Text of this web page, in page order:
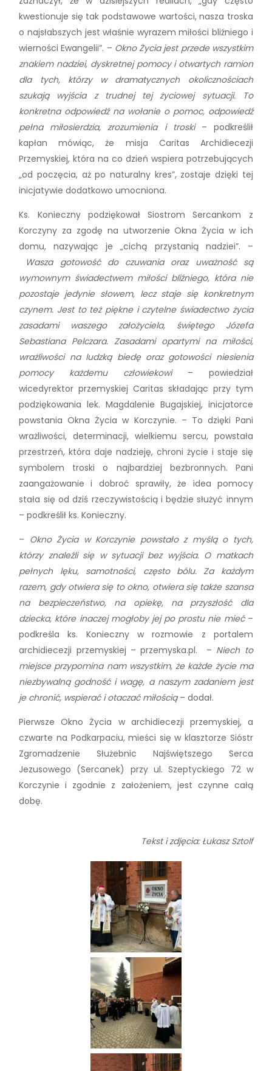
kwestionuje się tak podstawowe wartości, nasza troska
o najsłabszych jest właśnie wyrazem miłości bliźniego i
wierności Ewangelii”. – Okno Życia jest przede wszystkim
znakiem nadziei, dyskretnej pomocy i otwartych ramion
dla tych, którzy w dramatycznych okolicznościach
szukają wyjścia z trudnej tej życiowej sytuacji. To
konkretna odpowiedź na wołanie o pomoc, odpowiedź
pełna miłosierdzia, zrozumienia i troski – podkreślił
kapłan mówiąc, że misja Caritas Archidiecezji
Przemyskiej, która na co dzień wspiera potrzebujących
„od poczęcia, aż po naturalny kres”, zostaje dzięki tej
inicjatywie dodatkowo umocniona.
Ks. Konieczny podziękował Siostrom Sercankom z
Korczyny za zgodę na utworzenie Okna Życia w ich
domu, nazywając je „cichą przystanią nadziei”. –
Wasza gotowość do czuwania oraz uważność są
wymownym świadectwem miłości bliźniego, która nie
pozostaje jedynie słowem, lecz staje się konkretnym
czynem. Jest to też piękne i czytelne świadectwo życia
zasadami waszego założyciela, świętego Józefa
Sebastiana Pelczara. Zasadami opartymi na miłości,
wrażliwości na ludzką biedę oraz gotowości niesienia
pomocy każdemu człowiekowi– powiedział
wicedyrektor przemyskiej Caritas składając przy tym
podziękowania lek. Magdalenie Bugajskiej, inicjatorce
powstania Okna Życia w Korczynie. – To dzięki Pani
wrażliwości, determinacji, wielkiemu sercu, powstała
przestrzeń, która daje nadzieję, chroni życie i staje się
symbolem troski o najbardziej bezbronnych. Pani
zaangażowanie i dobroć sprawiły, że idea pomocy
stała się od dziś rzeczywistością i będzie służyć innym
– podkreślił ks. Konieczny.
– Okno Życia w Korczynie powstało z myślą o tych,
którzy znaleźli się w sytuacji bez wyjścia. O matkach
pełnych lęku, samotności, często bólu. Za każdym
razem, gdy otwiera się to okno, otwiera się także szansa
na bezpieczeństwo, na opiekę, na przyszłość dla
dziecka, które inaczej mogłoby jej po prostu nie mieć–
podkreśla ks. Konieczny w rozmowie z portalem
archidiecezji przemyskiej – przemyska.pl. – Niech to
miejsce przypomina nam wszystkim, że każde życie ma
niezbywalną godność i wagę, a naszym zadaniem jest
je chronić, wspierać i otaczać miłością– dodał.
Pierwsze Okno Życia w archidiecezji przemyskiej, a
czwarte na Podkarpaciu, mieści się w klasztorze Sióstr
Zgromadzenie Służebnic Najświętszego Serca
Jezusowego (Sercanek) przy ul. Szeptyckiego 72 w
Korczynie i zgodnie z założeniem, jest czynne całą
dobę.
Tekst i zdjęcia: Łukasz Sztolf